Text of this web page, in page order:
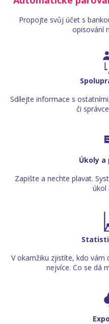
Propojte svůj účet s
opisování
Sdílejte informace s
či
Úkoly
Zapište a nechte plavat.
úkol
V okamžiku zjistíte, kdo vám
nejvíce. Co se dá